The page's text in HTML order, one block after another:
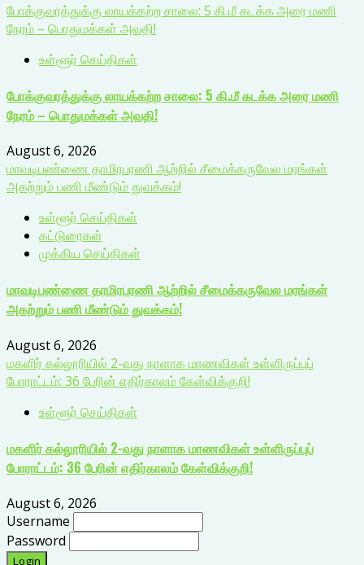
போக்குவரத்துக்கு லாயக்கற்ற சாலை: 5 கி.மீ கடக்க அரை மணி
நேரம் – பொதுமக்கள் அவதி!
உள்ளூர் செய்திகள்
போக்குவரத்துக்கு லாயக்கற்ற சாலை: 5 கி.மீ கடக்க அரை மணி
நேரம் – பொதுமக்கள் அவதி!
August 6, 2026
மாவடிபண்ணை தாமிரபரணி ஆற்றில் சீமைக்கருவேல மரங்கள்
அகற்றும் பணி மீண்டும் துவக்கம்!
உள்ளூர் செய்திகள்
கட்டுரைகள்
முக்கிய செய்திகள்
மாவடிபண்ணை தாமிரபரணி ஆற்றில் சீமைக்கருவேல மரங்கள்
அகற்றும் பணி மீண்டும் துவக்கம்!
August 6, 2026
மகளிர் கல்லூரியில் 2-வது நாளாக மாணவிகள் உள்ளிருப்புப்
போராட்டம்: 36 பேரின் எதிர்காலம் கேள்விக்குறி!
உள்ளூர் செய்திகள்
மகளிர் கல்லூரியில் 2-வது நாளாக மாணவிகள் உள்ளிருப்புப்
போராட்டம்: 36 பேரின் எதிர்காலம் கேள்விக்குறி!
August 6, 2026
Username
Password